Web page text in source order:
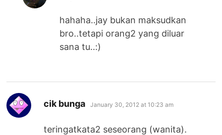
hahaha..jay bukan maksudkan
bro..tetapi orang2 yang diluar
sana tu..:)
cik bunga says:
January 30, 2012 at 10:23 am
teringatkata2 seseorang (wanita).